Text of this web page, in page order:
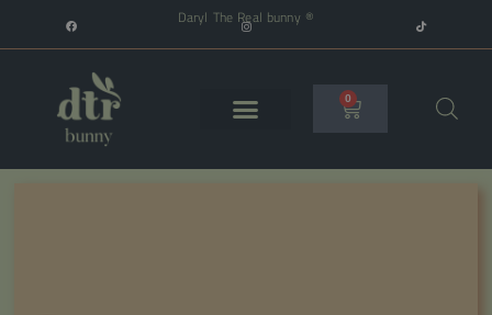
Daryl The Real bunny ®
0